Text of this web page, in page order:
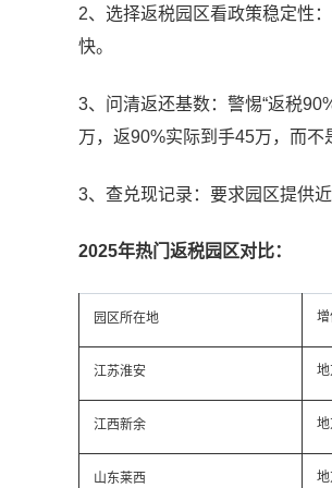
2、选择返税园区看政策稳定性
快。
3、问清返还基数：警惕“返税
万，返90%实际到手45万，而不
3、查兑现记录：要求园区提供
2025年热门返税园区对比：
园区所在地 增
江苏淮安
江西新余
山东莱西